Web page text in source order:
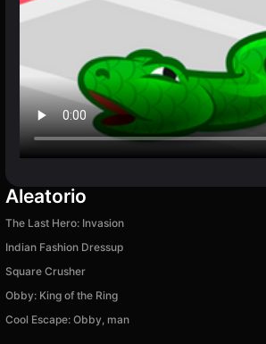
Aleatorio
The Last Hero: Invasion
Indian Fashion Dressup
Square Crusher
Obby: King of the Ring
Cool Escape: Obby, man